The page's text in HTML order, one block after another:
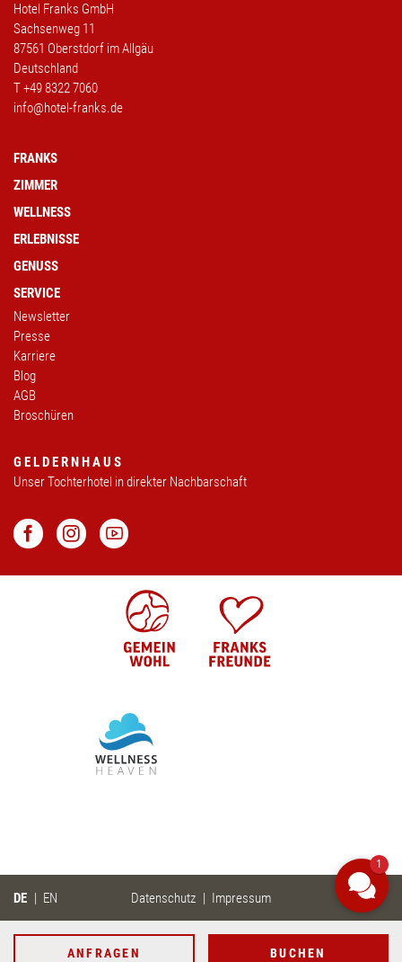
WELLNESSANWENDUNG BUCHEN
Hotel Franks GmbH
Sachsenweg 11
87561 Oberstdorf im Allgäu
Deutschland
T+49 8322 7060
info@hotel-franks.de
FRANKS
ZIMMER
WELLNESS
ERLEBNISSE
GENUSS
SERVICE
Newsletter
Presse
Karriere
Blog
AGB
Broschüren
GELDERNHAUS
Unser Tochterhotel in direkter Nachbarschaft
DE EN Datenschutz Impressum
ANFRAGEN BUCHEN
1